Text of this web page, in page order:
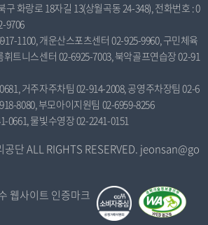
구 화랑로 18자길 13(상월곡동 24-348), 전화번호 : 0
9706
1100, 개운산스포츠센터 02-925-9960, 구민체육
휘트니스센터 02-6925-7003, 북악골프연습장 02-91
거주자주차팀 02-914-2008, 공영주차장팀 02-6
8080, 부모아이지원팀 02-6959-8256
0661, 물빛수영장 02-2241-0151
단 ALL RIGHTS RESERVED. jeonsan@go